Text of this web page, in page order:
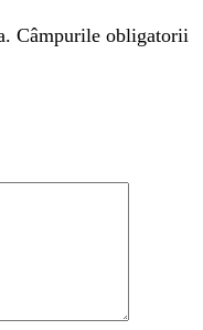
Câmpurile obligatorii